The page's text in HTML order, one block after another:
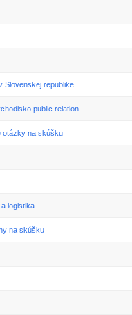
Slovenskej republike
public relation
otázky na skúšku
logistika
na skúšku